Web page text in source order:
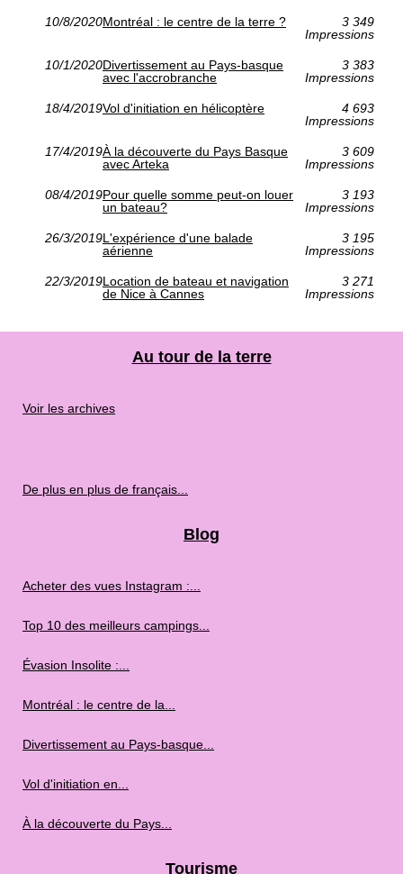
10/8/2020Montréal : le centre de la terre ?
3 349
Impressions
10/1/2020Divertissement au Pays-basque
avec l'accrobranche
3 383
Impressions
18/4/2019Vol d'initiation en hélicoptère
4 693
Impressions
17/4/2019À la découverte du Pays Basque
avec Arteka
3 609
Impressions
08/4/2019Pour quelle somme peut-on louer
un bateau?
3 193
Impressions
26/3/2019L'expérience d'une balade
aérienne
3 195
Impressions
22/3/2019Location de bateau et navigation
de Nice à Cannes
3 271
Impressions
Au tour de la terre
Voir les archives
De plus en plus de français...
Blog
Acheter des vues Instagram :...
Top 10 des meilleurs campings...
Évasion Insolite :...
Montréal : le centre de la...
Divertissement au Pays-basque...
Vol d'initiation en...
À la découverte du Pays...
Tourisme